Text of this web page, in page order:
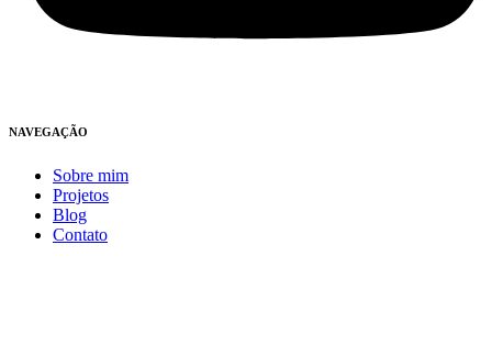
NAVEGAÇÃO
Sobre mim
Projetos
Blog
Contato